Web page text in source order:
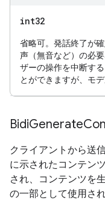
int32
省略可。発話終了が
声（無音など）の必
ザーの操作を中断す
とができますが、モ
BidiGenerate
クライアントから送
に示されたコンテン
され、コンテンツを
の一部として使用され